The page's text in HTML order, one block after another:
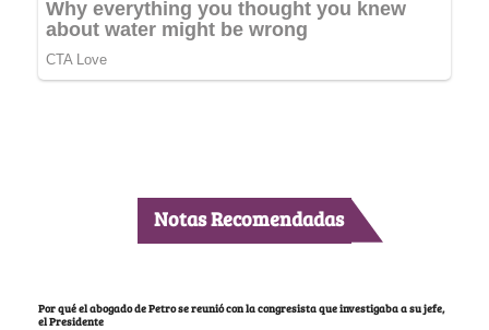
Notas Recomendadas
Por qué el abogado de Petro se reunió con la congresista que investigaba a su jefe,
el Presidente